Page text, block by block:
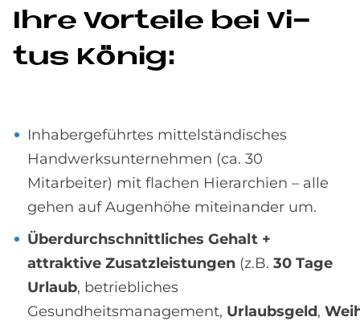
Ihre Vor­teile bei Vi­
tus Kö­nig:
Inhabergeführtes mittelständisches
Handwerksunternehmen (ca. 30
Mitarbeiter) mit flachen Hierarchien – alle
gehen auf Augenhöhe miteinander um.
Überdurchschnittliches Gehalt +
attraktive Zusatzleistungen (z.B. 30 Tage
Urlaub, betriebliches
Gesundheitsmanagement, Urlaubsgeld,